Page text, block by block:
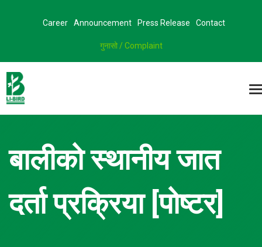
Career Announcement Press Release Contact
गुनासो / Complaint
बालीको स्थानीय जात
दर्ता प्रक्रिया [पोष्टर]